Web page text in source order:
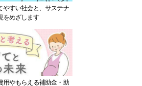
やすい社会と、サステナ
をめざします
用やもらえる補助金・助